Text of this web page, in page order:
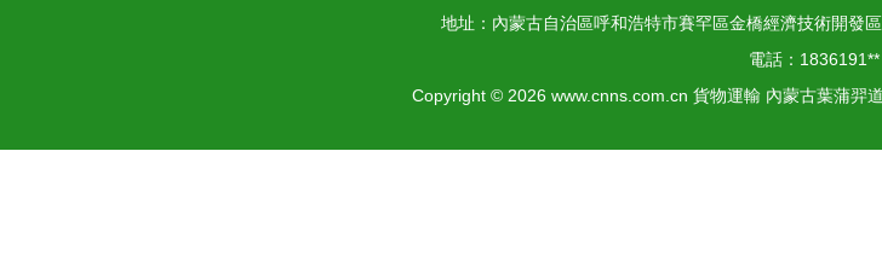
地址：內蒙古自治區呼和浩特市賽罕區金橋經濟技術開發
電話：1836191**
Copyright © 2026 www.cnns.com.cn 貨物運輸 內蒙古葉蒲羿